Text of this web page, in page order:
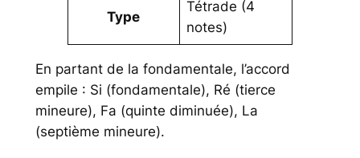
Type
Tétrade (4
notes)
En partant de la fondamentale, l’accord
empile : Si (fondamentale), Ré (tierce
mineure), Fa (quinte diminuée), La
(septième mineure).